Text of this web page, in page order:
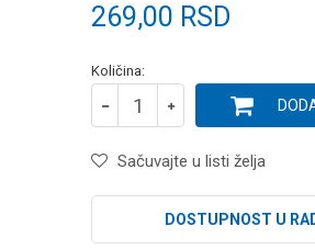
269,00 RSD
Količina:
Sačuvajte u listi želja
DOSTUPNOST U